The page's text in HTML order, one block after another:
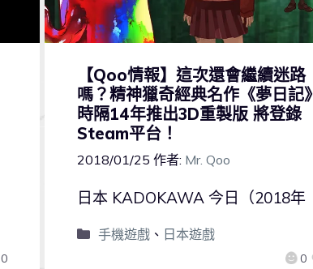
0
【Qoo情報】這次還會繼續迷路
嗎？精神獵奇經典名作《夢日記》
時隔14年推出3D重製版 將登錄
Steam平台！
2018/01/25 作者: Mr. Qoo
0
日本 KADOKAWA 今日（2018年
手機遊戲、 日本遊戲